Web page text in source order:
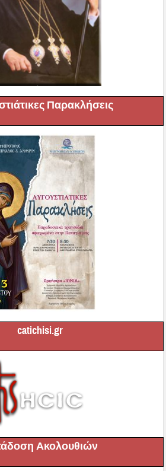
Παρακλήσεις
catichisi.gr
Ακολουθιών